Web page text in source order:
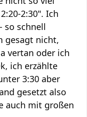
2:30". Ich
so schnell
gesagt nicht,
vertan oder ich
ich erzählte
3:30 aber
gesetzt also
auch mit großen